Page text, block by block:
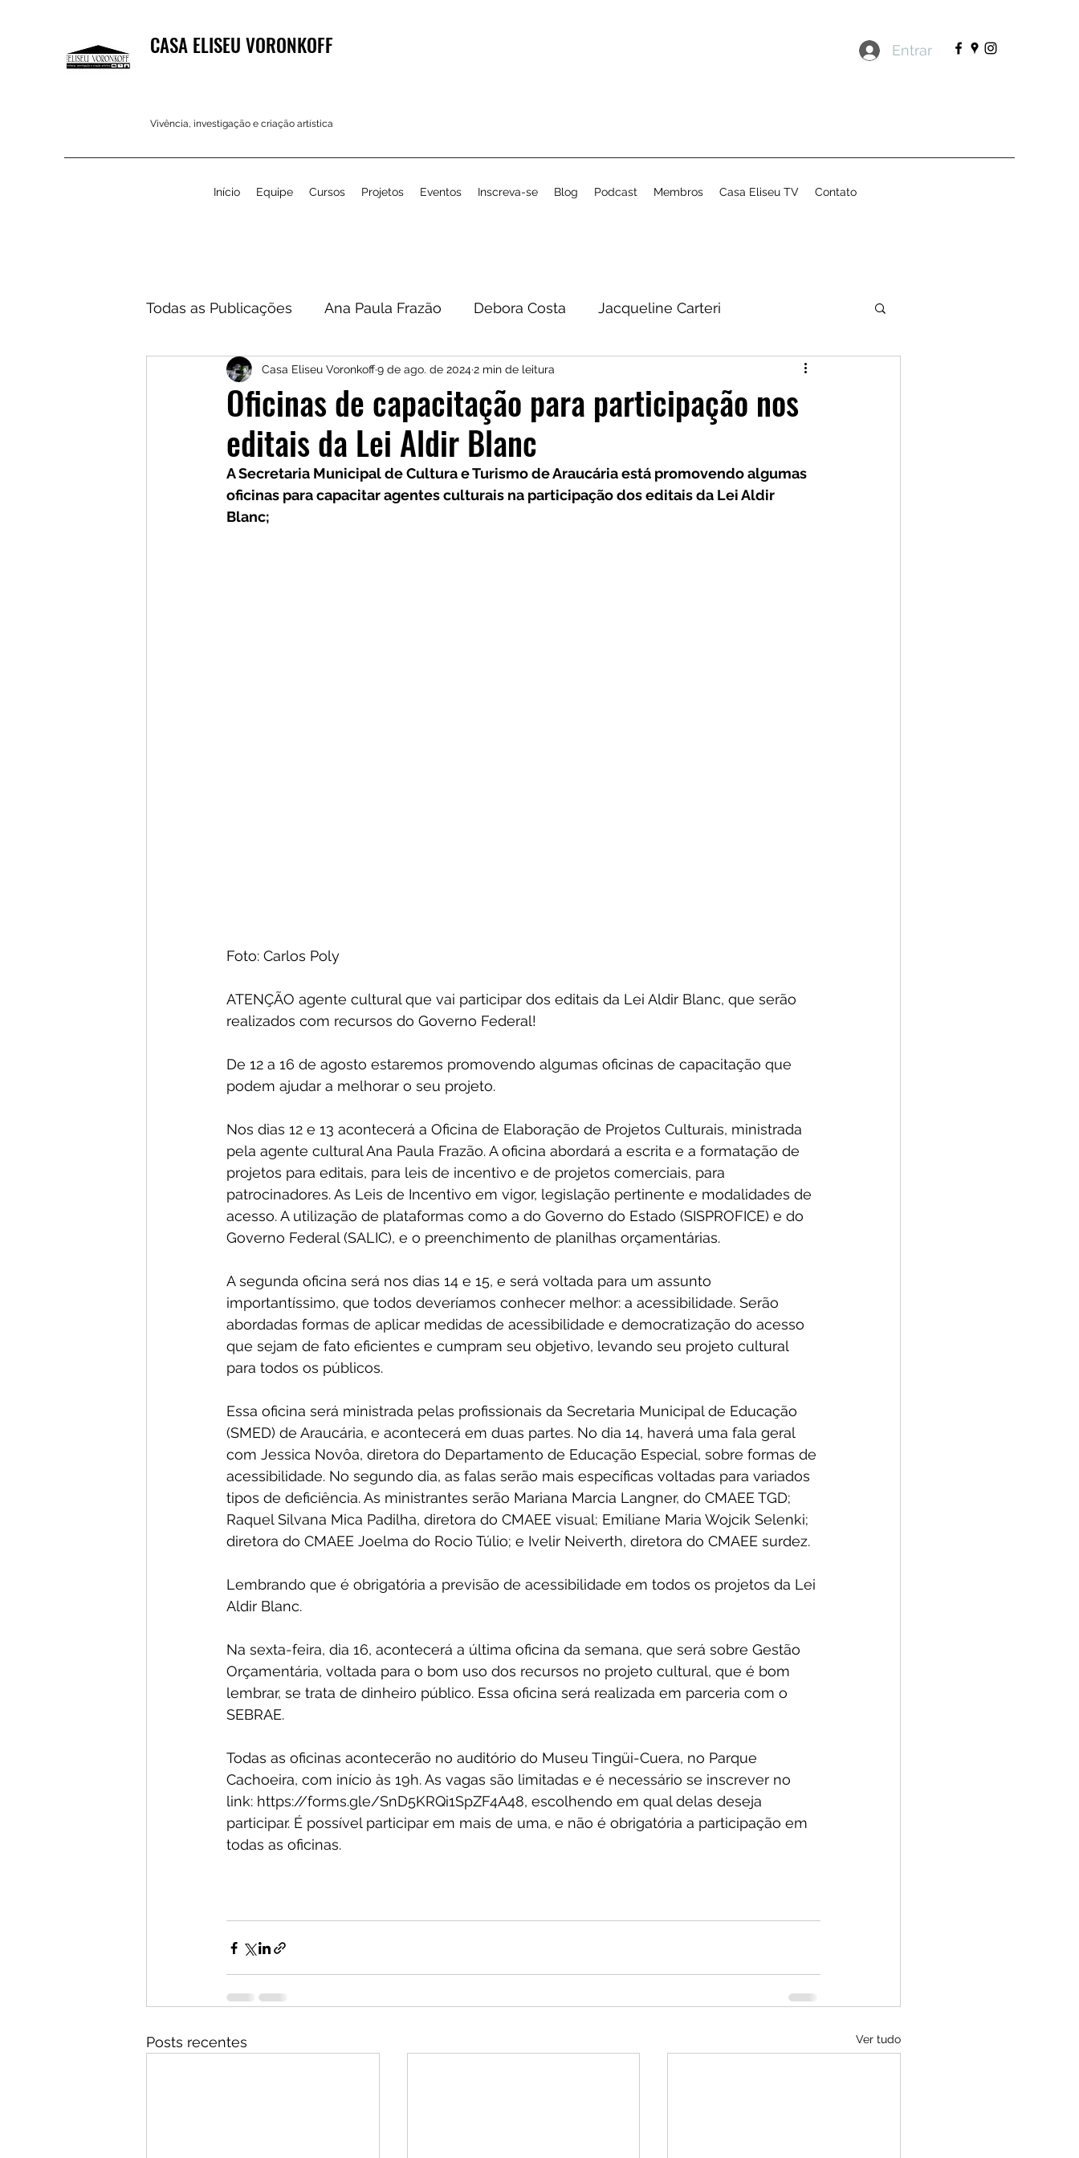
CASA ELISEU VORONKOFF
Vivência, investigação e criação artística
Entrar
Início Equipe Cursos Projetos Eventos Inscreva-se Blog Podcast Membros Casa Eliseu TV Contato
Todas as Publicações Ana Paula Frazão Debora Costa Jacqueline Carteri
Marlene Gonçalves Jhonny Castro O Mais Procurado de Araucária
Cineclube Gengibirra Dia a Dia Reprogramando
Gestão Cultural Independente
Oficinas de capacitação para participação nos
editais da Lei Aldir Blanc
Casa Eliseu Voronkoff9 de ago. de 20242 min de leitura
A Secretaria Municipal de Cultura e Turismo de Araucária está promovendo algumas
oficinas para capacitar agentes culturais na participação dos editais da Lei Aldir
Blanc;
Foto: Carlos Poly
ATENÇÃO agente cultural que vai participar dos editais da Lei Aldir Blanc, que serão
realizados com recursos do Governo Federal!
De 12 a 16 de agosto estaremos promovendo algumas oficinas de capacitação que
podem ajudar a melhorar o seu projeto.
Nos dias 12 e 13 acontecerá a Oficina de Elaboração de Projetos Culturais, ministrada
pela agente cultural Ana Paula Frazão. A oficina abordará a escrita e a formatação de
projetos para editais, para leis de incentivo e de projetos comerciais, para
patrocinadores. As Leis de Incentivo em vigor, legislação pertinente e modalidades de
acesso. A utilização de plataformas como a do Governo do Estado (SISPROFICE) e do
Governo Federal (SALIC), e o preenchimento de planilhas orçamentárias.
A segunda oficina será nos dias 14 e 15, e será voltada para um assunto
importantíssimo, que todos deveríamos conhecer melhor: a acessibilidade. Serão
abordadas formas de aplicar medidas de acessibilidade e democratização do acesso
que sejam de fato eficientes e cumpram seu objetivo, levando seu projeto cultural
para todos os públicos.
Essa oficina será ministrada pelas profissionais da Secretaria Municipal de Educação
(SMED) de Araucária, e acontecerá em duas partes. No dia 14, haverá uma fala geral
com Jessica Novôa, diretora do Departamento de Educação Especial, sobre formas de
acessibilidade. No segundo dia, as falas serão mais específicas voltadas para variados
tipos de deficiência. As ministrantes serão Mariana Marcia Langner, do CMAEE TGD;
Raquel Silvana Mica Padilha, diretora do CMAEE visual; Emiliane Maria Wojcik Selenki;
diretora do CMAEE Joelma do Rocio Túlio; e Ivelir Neiverth, diretora do CMAEE surdez.
Lembrando que é obrigatória a previsão de acessibilidade em todos os projetos da Lei
Aldir Blanc.
Na sexta-feira, dia 16, acontecerá a última oficina da semana, que será sobre Gestão
Orçamentária, voltada para o bom uso dos recursos no projeto cultural, que é bom
lembrar, se trata de dinheiro público. Essa oficina será realizada em parceria com o
SEBRAE.
Todas as oficinas acontecerão no auditório do Museu Tingüi-Cuera, no Parque
Cachoeira, com início às 19h. As vagas são limitadas e é necessário se inscrever no
link: https://forms.gle/SnD5KRQi1SpZF4A48, escolhendo em qual delas deseja
participar. É possível participar em mais de uma, e não é obrigatória a participação em
todas as oficinas.
Posts recentes Ver tudo